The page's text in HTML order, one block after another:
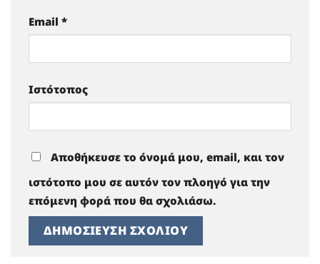
Email *
Ιστότοπος
Αποθήκευσε το όνομά μου, email, και τον
ιστότοπο μου σε αυτόν τον πλοηγό για την
επόμενη φορά που θα σχολιάσω.